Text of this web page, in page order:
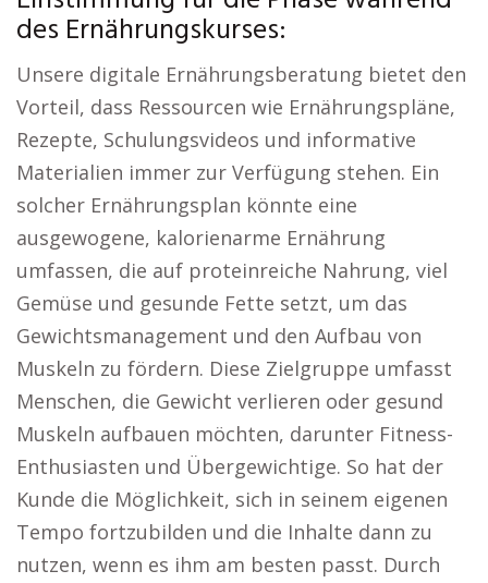
des Ernährungskurses:
Unsere digitale Ernährungsberatung bietet den
Vorteil, dass Ressourcen wie Ernährungspläne,
Rezepte, Schulungsvideos und informative
Materialien immer zur Verfügung stehen. Ein
solcher Ernährungsplan könnte eine
ausgewogene, kalorienarme Ernährung
umfassen, die auf proteinreiche Nahrung, viel
Gemüse und gesunde Fette setzt, um das
Gewichtsmanagement und den Aufbau von
Muskeln zu fördern. Diese Zielgruppe umfasst
Menschen, die Gewicht verlieren oder gesund
Muskeln aufbauen möchten, darunter Fitness-
Enthusiasten und Übergewichtige. So hat der
Kunde die Möglichkeit, sich in seinem eigenen
Tempo fortzubilden und die Inhalte dann zu
nutzen, wenn es ihm am besten passt. Durch